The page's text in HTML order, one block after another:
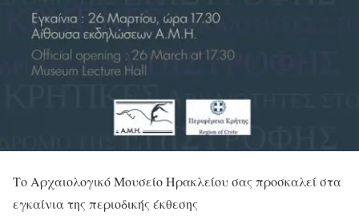
Το Αρχαιολογικό Μουσείο Ηρακλείου σας προσκαλεί στα
εγκαίνια της περιοδικής έκθεσης